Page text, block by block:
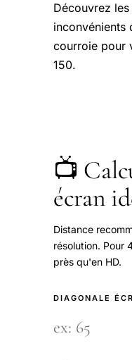
Découvrez
inconvénients
courroie pour
150.
📺
écran
Distance
résolution. Pour
près qu'en HD.
DIAGONALE